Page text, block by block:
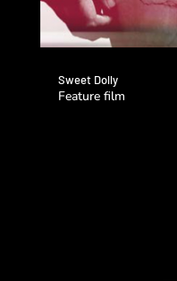
Sweet Dolly
Feature film